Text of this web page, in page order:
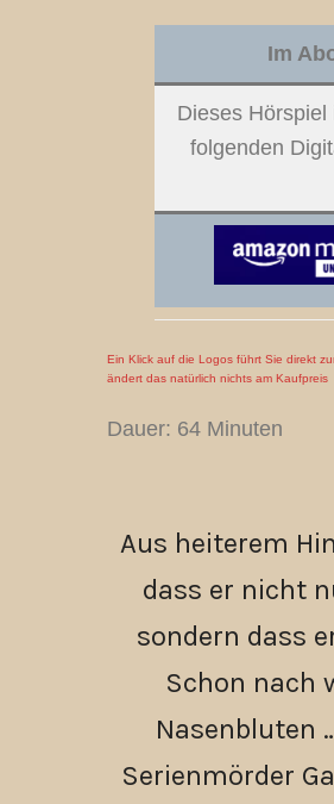
Im
Dieses Hörspiel
folgenden
Ein Klick auf die Logos führt Sie direkt
ändert das natürlich nichts am Kaufpreis
Dauer: 64 Minuten
Aus heiterem
dass er nicht
sondern dass
Schon nach
Nasenbluten
Serienmörder